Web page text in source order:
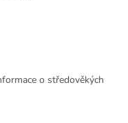
o středověkých